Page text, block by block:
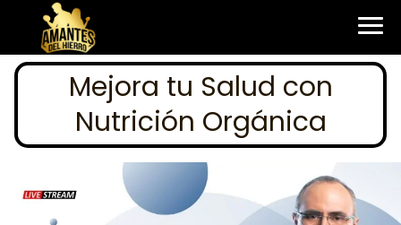
Mejora tu Salud con
Nutrición Orgánica